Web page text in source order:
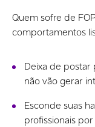
Quem sofre de
comportamentos
Deixa de
não vão gerar
Esconde suas
profissionais